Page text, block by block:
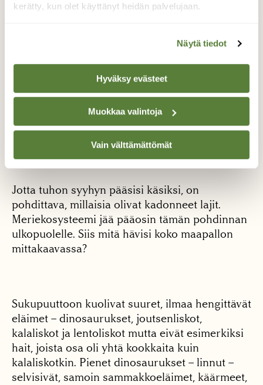
kerätty, kun olet käyttänyt heidän palvelujaan.
Näytä tiedot
Hyväksy evästeet
Muokkaa valintoja
Vain välttämättömät
keskeytyksittä. Ehkeivät edes kaikki
jäänteet on ajoitettu tertiäärikautisiksi, mutta
ajoitukset ovat selvän rajakohdan puutteen
vuoksi kiistanalaisia.
Laji- ja yksilömäärät hiipuivat
Jotta tuhon syyhyn pääsisi käsiksi, on
pohdittava, millaisia olivat kadonneet lajit.
Meriekosysteemi jää pääosin tämän pohdinnan
ulkopuolelle. Siis mitä hävisi koko maapallon
mittakaavassa?
Sukupuuttoon kuolivat suuret, ilmaa hengittävät
eläimet – dinosaurukset, joutsenliskot,
kalaliskot ja lentoliskot mutta eivät esimerkiksi
hait, joista osa oli yhtä kookkaita kuin
kalaliskotkin. Pienet dinosaurukset – linnut –
selvisivät, samoin sammakkoeläimet, käärmeet,